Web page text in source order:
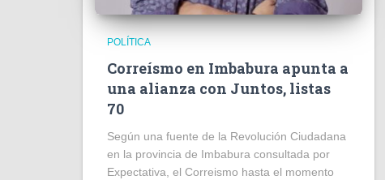
POLÍTICA
Correísmo en Imbabura apunta a
una alianza con Juntos, listas
70
Según una fuente de la Revolución Ciudadana
en la provincia de Imbabura consultada por
Expectativa, el Correismo hasta el momento